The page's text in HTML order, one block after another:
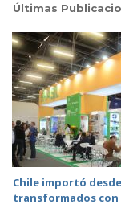
Últimas
Chile importó
transformados